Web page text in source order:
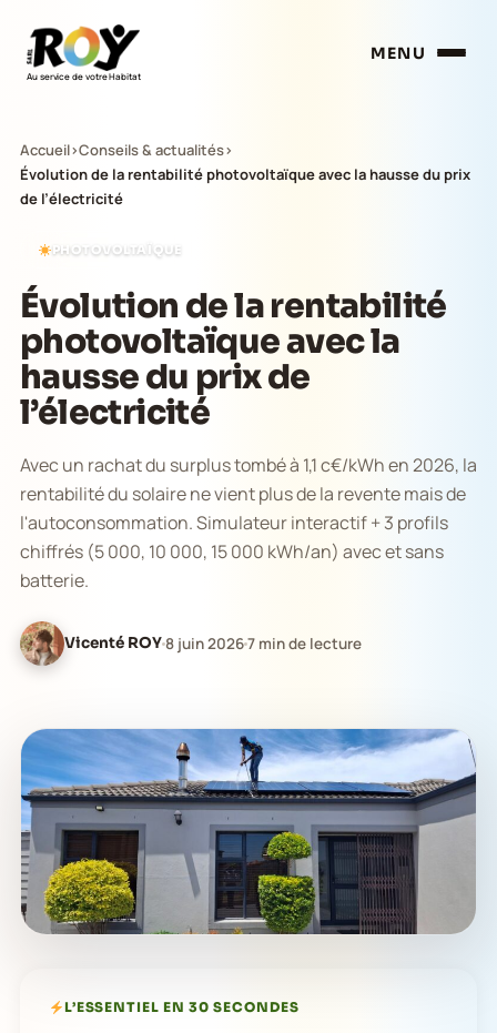
Au service de votre Habitat
MENU
Accueil›Conseils & actualités›
Évolution de la rentabilité photovoltaïque avec la hausse du prix
de l’électricité
PHOTOVOLTAÏQUE
Évolution de la rentabilité
photovoltaïque avec la
hausse du prix de
l’électricité
Avec un rachat du surplus tombé à 1,1 c€/kWh en 2026, la
rentabilité du solaire ne vient plus de la revente mais de
l'autoconsommation. Simulateur interactif + 3 profils
chiffrés (5 000, 10 000, 15 000 kWh/an) avec et sans
batterie.
Vicenté ROY8 juin 20267 min de lecture
L’ESSENTIEL EN 30 SECONDES